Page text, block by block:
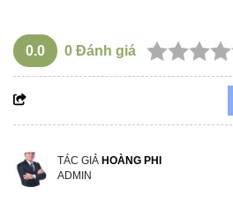
0.0 0 Đánh giá
TÁC GIẢ HOÀNG PHI
ADMIN